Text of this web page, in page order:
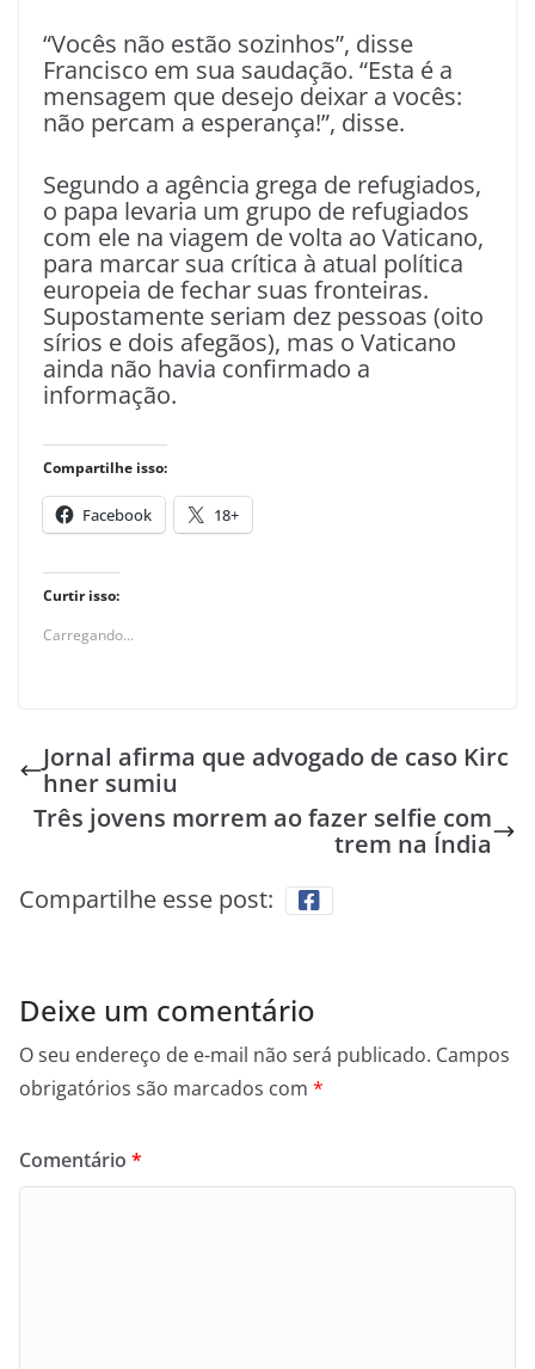
“Vocês não estão sozinhos”, disse
Francisco em sua saudação. “Esta é a
mensagem que desejo deixar a vocês:
não percam a esperança!”, disse.
Segundo a agência grega de refugiados,
o papa levaria um grupo de refugiados
com ele na viagem de volta ao Vaticano,
para marcar sua crítica à atual política
europeia de fechar suas fronteiras.
Supostamente seriam dez pessoas (oito
sírios e dois afegãos), mas o Vaticano
ainda não havia confirmado a
informação.
Compartilhe isso:
Facebook 18+
Curtir isso:
Carregando...
Jornal afirma que advogado de caso Kirc
hner sumiu
Três jovens morrem ao fazer selfie com
trem na Índia
Compartilhe esse post:
Deixe um comentário
O seu endereço de e-mail não será publicado. Campos
obrigatórios são marcados com *
Comentário *